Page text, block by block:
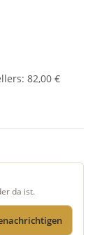
: 82,00 €
da ist.